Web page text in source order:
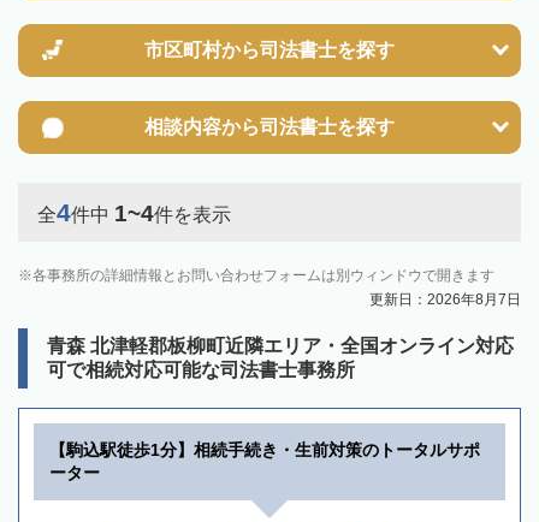
市区町村から司法書士を探す
相談内容から司法書士を探す
全4件中 1~4件を表示
各事務所の詳細情報とお問い合わせフォームは別ウィンドウで開きます
更新日：2026年8月7日
青森 北津軽郡板柳町近隣エリア・全国オンライン対応
可で相続対応可能な司法書士事務所
【駒込駅徒歩1分】相続手続き・生前対策のトータルサポ
ーター